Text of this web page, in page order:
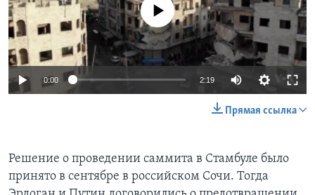
0:00 2:19
Прямая ссылка
Решение о проведении саммита в Стамбуле было
принято в сентябре в российском Сочи. Тогда